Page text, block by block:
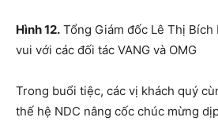
Hình 12. Tổng Giám đốc Lê Thị
vui với các đối tác VANG và OMG
Trong buổi tiệc, các vị khách quý
thế hệ NDC nâng cốc chúc mừng